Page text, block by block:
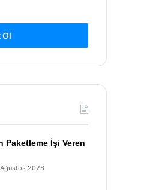
Ol
Paketleme İşi Veren
2026